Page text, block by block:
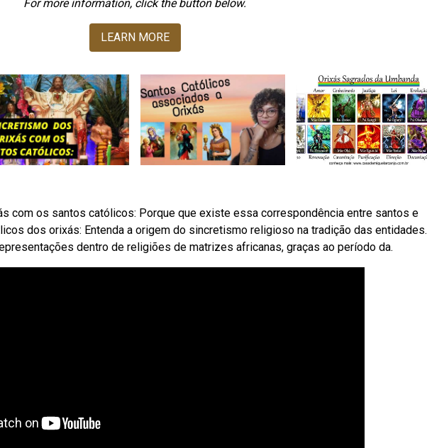
For more information, click the button below.
LEARN MORE
com os santos católicos: Porque que existe essa correspondência entre santos e
dos orixás: Entenda a origem do sincretismo religioso na tradição das entidades.
dentro de religiões de matrizes africanas, graças ao período da.